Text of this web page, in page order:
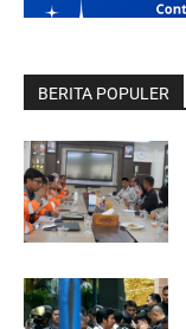
BERITA POPULER